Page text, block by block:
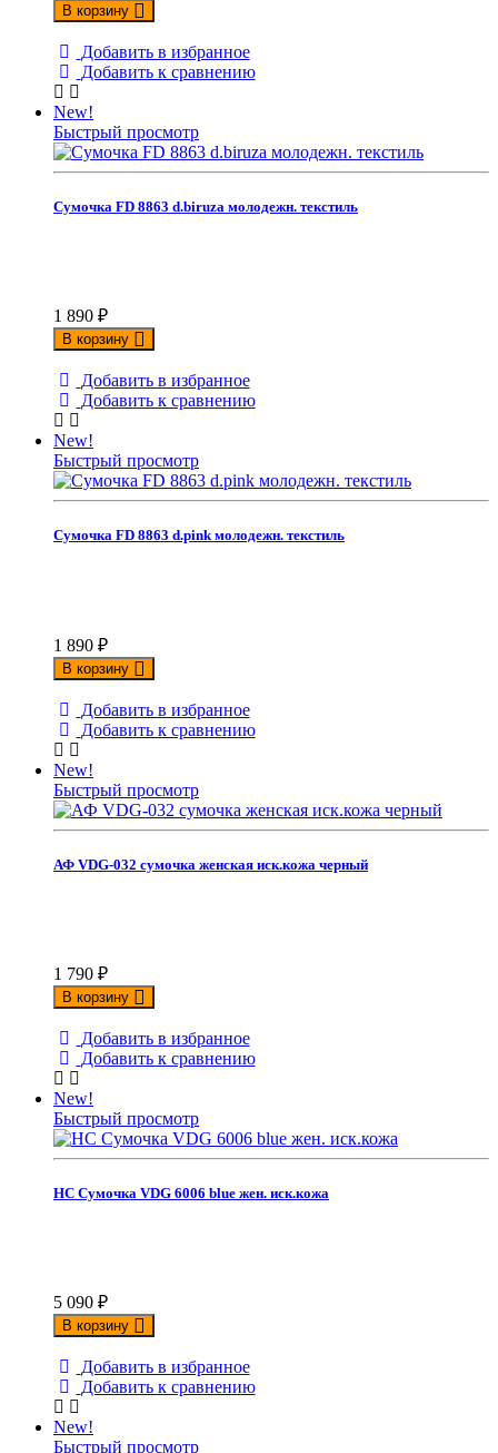
В корзину
Добавить в избранное
Добавить к сравнению
New!
Быстрый просмотр
Сумочка FD 8863 d.biruza молодежн. текстиль
1 890 ₽
В корзину
Добавить в избранное
Добавить к сравнению
New!
Быстрый просмотр
Сумочка FD 8863 d.pink молодежн. текстиль
1 890 ₽
В корзину
Добавить в избранное
Добавить к сравнению
New!
Быстрый просмотр
АФ VDG-032 сумочка женская иск.кожа черный
1 790 ₽
В корзину
Добавить в избранное
Добавить к сравнению
New!
Быстрый просмотр
НС Сумочка VDG 6006 blue жен. иск.кожа
5 090 ₽
В корзину
Добавить в избранное
Добавить к сравнению
New!
Быстрый просмотр